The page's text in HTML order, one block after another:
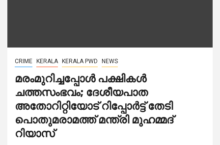
CRIME KERALA KERALA PWD NEWS
മരംമുറിച്ചപ്പോള്‍ പക്ഷികള്‍
ചത്തസംഭവം; ദേശീയപാത
അതോറിറ്റിയോട് റിപ്പോര്‍ട്ട് തേടി
പൊതുമരാമത്ത് മന്ത്രി മുഹമ്മദ്
റിയാസ്